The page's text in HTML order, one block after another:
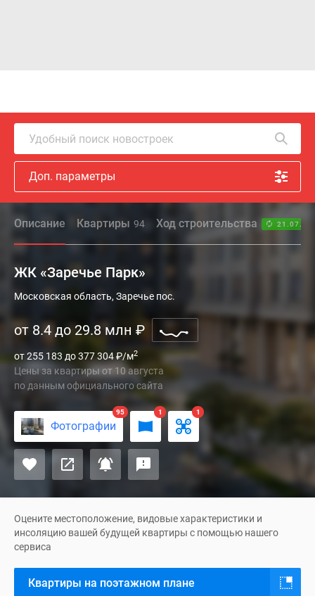
Удобный поиск новостроек
Доп. параметры
Описание Квартиры 94 Ход строительства 21.07.26
ЖК «Заречье Парк»
«Заречье
–
от
девелопера
Жилой
квартал
находится
городском
округе
Одинцово,
недалеко
от
Можайского
шоссе
Московская область, Заречье пос.
от 8.4 до 29.8 млн ₽
от 255 183 до 377 304₽/м2
Цены за квартиры от 10 августа
по данным официального сайта
Фотографии
95 1 1
Оцените местоположение, видовые характеристики и
инсоляцию вашей будущей квартиры с помощью нашего
сервиса
Квартиры на поэтажном плане